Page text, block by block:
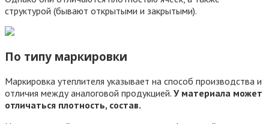
структурой (бывают открытыми и закрытыми).
По типу маркировки
Маркировка утеплителя указывает на способ производства и
отличия между аналоговой продукцией. У материала может
отличаться плотность, состав.